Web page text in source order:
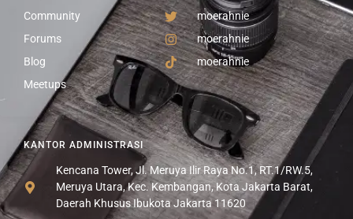
KANTOR ADMINISTRASI
Kencana Tower, Jl. Meruya Ilir Raya No.1, RT.1/RW.5,
Meruya Utara, Kec. Kembangan, Kota Jakarta Barat,
Daerah Khusus Ibukota Jakarta 11620
moerahnie
moerahnie
moerahnie
Community
Forums
Blog
Meetups